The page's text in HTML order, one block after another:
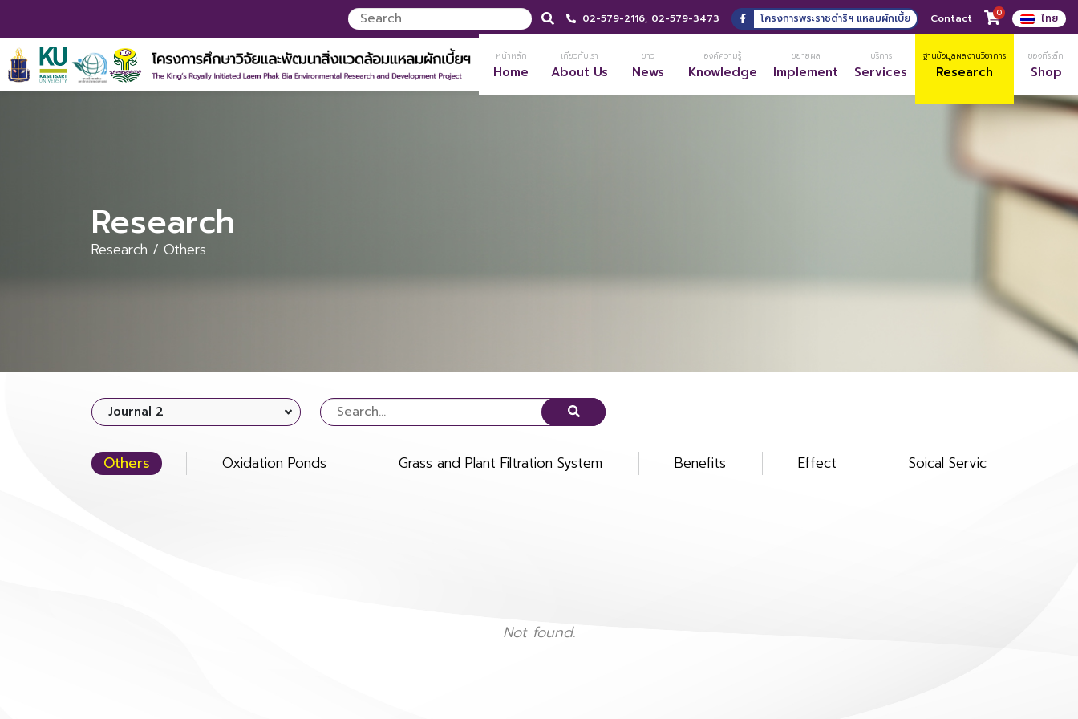
02-579-2116, 02-579-3473 โครงการพระราชดำริฯ แหลมผักเบี้ย Contact 0 ไทย
หน้าหลัก
Home
เกี่ยวกับเรา
About Us
ข่าว
News
องค์ความรู้
Knowledge
ขยายผล
Implement
บริการ
Services
ฐานข้อมูลผลงานวิชาการ
Research
ของที่ระลึก
Shop
Research
Research / Others
Journal 2
Others Oxidation Ponds Grass and Plant Filtration System Benefits Effect Soical Services
Not found.